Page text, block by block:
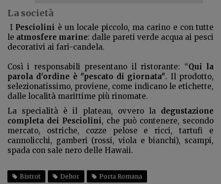
La società
I Pesciolini è un locale piccolo, ma carino e con tutte
le atmosfere marine: dalle pareti verde acqua ai pesci
decorativi ai fari-candela.
Così i responsabili presentano il ristorante: “Qui la
parola d'ordine è "pescato di giornata". Il prodotto,
selezionatissimo, proviene, come indicano le etichette,
dalle località marittime più rinomate.
La specialità è il plateau, ovvero la degustazione
completa dei Pesciolini, che può contenere, secondo
mercato, ostriche, cozze pelose e ricci, tartufi e
cannolicchi, gamberi (rossi, viola e bianchi), scampi,
spada con sale nero delle Hawaii.
Bistrot Dehor
Porta Romana